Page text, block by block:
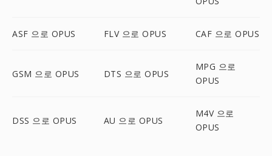
ASF 으로 OPUS FLV 으로 OPUS CAF 으로 OPUS
GSM 으로 OPUS DTS 으로 OPUS
MPG 으로
OPUS
DSS 으로 OPUS AU 으로 OPUS
M4V 으로
OPUS